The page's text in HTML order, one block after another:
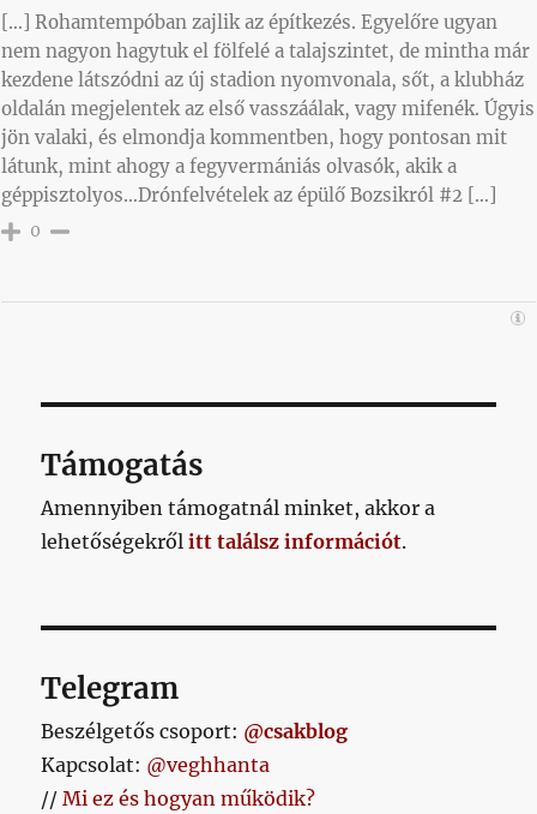
[…] Rohamtempóban zajlik az építkezés. Egyelőre ugyan
nem nagyon hagytuk el fölfelé a talajszintet, de mintha már
kezdene látszódni az új stadion nyomvonala, sőt, a klubház
oldalán megjelentek az első vasszáálak, vagy mifenék. Úgyis
jön valaki, és elmondja kommentben, hogy pontosan mit
látunk, mint ahogy a fegyvermániás olvasók, akik a
géppisztolyos…Drónfelvételek az épülő Bozsikról #2 […]
0
Támogatás
Amennyiben támogatnál minket, akkor a
lehetőségekrőlitt találsz információt.
Telegram
Beszélgetős csoport: @csakblog
Kapcsolat: @veghhanta
//Mi ez és hogyan működik?